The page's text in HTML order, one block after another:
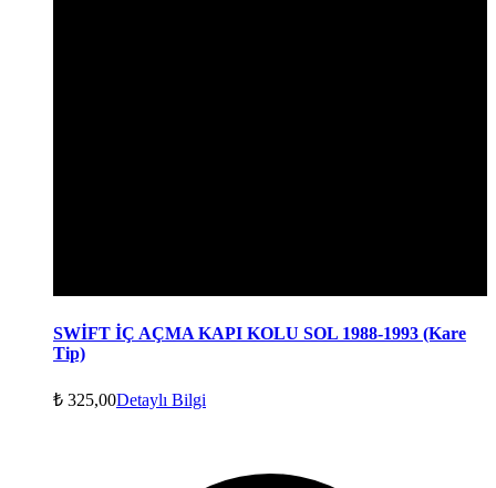
SWİFT İÇ AÇMA KAPI KOLU SOL 1988-1993 (Kare
Tip)
₺ 325,00Detaylı Bilgi